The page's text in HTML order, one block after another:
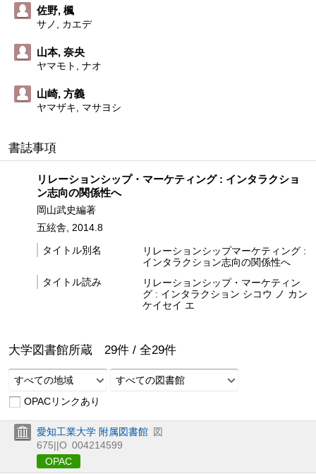
佐野, 楓
サノ, カエデ
山本, 奈央
ヤマモト, ナオ
山崎, 方義
ヤマザキ, マサヨシ
書誌事項
リレーションシップ・マーケティング : インタラクショ
ン志向の関係性へ
岡山武史編著
五絃舎, 2014.8
タイトル別名
リレーションシップマーケティング :
インタラクション志向の関係性へ
タイトル読み
リレーションシップ・マーケティン
グ : インタラクション シコウ ノ カン
ケイセイ エ
大学図書館所蔵 29件 / 全29件
すべての地域
すべての図書館
OPACリンクあり
愛知工業大学 附属図書館 図
675||O 004214599
OPAC